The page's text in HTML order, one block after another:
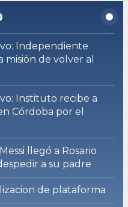
Independiente
misión de volver al
Instituto recibe a
Córdoba por el
llegó a Rosario
a su padre
de plataforma